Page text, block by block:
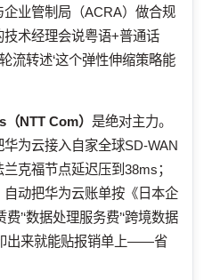
业管制局（ACRA）做合规
术经理会说粤语+普通话
流转述‘这个弹性伸缩策略能
NTT Com） 是绝对主力。
为云接入自家全球SD-WAN
克福节点延迟压到38ms；
动把华为云账单按《日本企
’‘数据处理服务费’‘跨境数据
出来就能贴报销单上——省